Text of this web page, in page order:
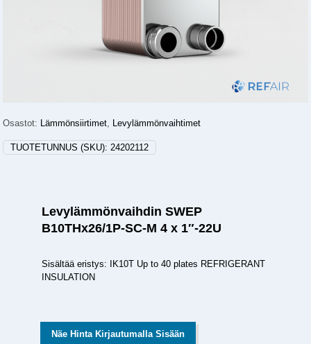
Osastot: Lämmönsiirtimet, Levylämmönvaihtimet
TUOTETUNNUS (SKU):24202112
Levylämmönvaihdin SWEP
B10THx26/1P-SC-M 4 x 1″-22U
Sisältää eristys: IK10T Up to 40 plates REFRIGERANT
INSULATION
Näe Hinta Kirjautumalla Sisään